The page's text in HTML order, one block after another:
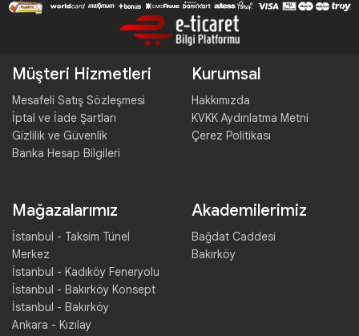
Müşteri Hizmetleri
Mesafeli Satış Sözleşmesi
İptal ve İade Şartları
Gizlilik ve Güvenlik
Banka Hesap Bilgileri
Kurumsal
Hakkımızda
KVKK Aydınlatma Metni
Çerez Politikası
Mağazalarımız
İstanbul - Taksim Tünel
Merkez
İstanbul - Kadıköy Feneryolu
İstanbul - Bakırköy Konsept
İstanbul - Bakırköy
Ankara - Kızılay
Akademilerimiz
Bağdat Caddesi
Bakırköy